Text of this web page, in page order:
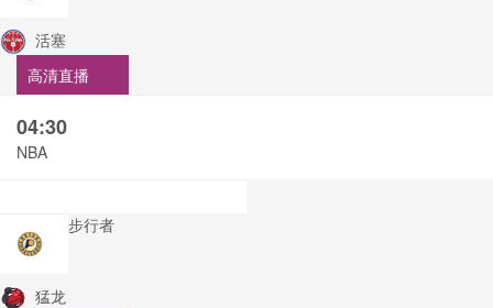
活塞
高清直播
04:30
NBA
步行者
猛龙